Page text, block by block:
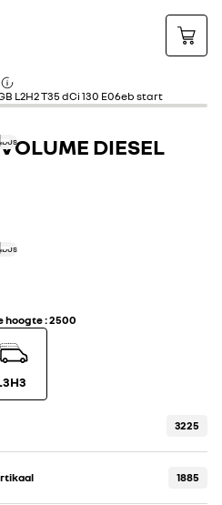
L2H2 T35 dCi 130 E06eb start
DIESEL
hoogte:2500
3225
1885